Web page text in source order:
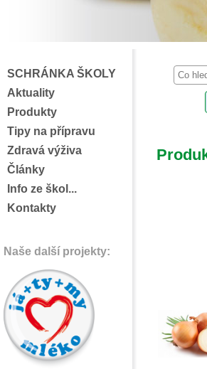
SCHRÁNKA ŠKOLY
Aktuality
Produkty
Tipy na přípravu
Zdravá výživa
Články
Info ze škol...
Kontakty
Naše další projekty: